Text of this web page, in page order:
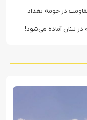
در حومه بغداد
در لبنان آماده می‌شود!